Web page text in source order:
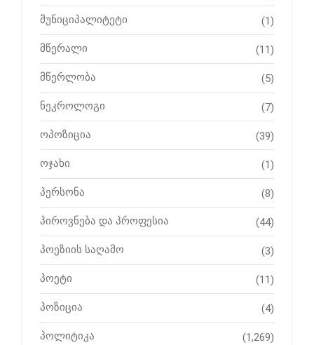
მუნიციპალიტეტი (1)
მწერალი (11)
მწერლობა (5)
ნეკროლოგი (7)
ოპოზიცია (39)
ოჯახი (1)
პერსონა (8)
პიროვნება და პროფესია (44)
პოეზიის საღამო (3)
პოეტი (11)
პოზიცია (4)
პოლიტიკა (1,269)